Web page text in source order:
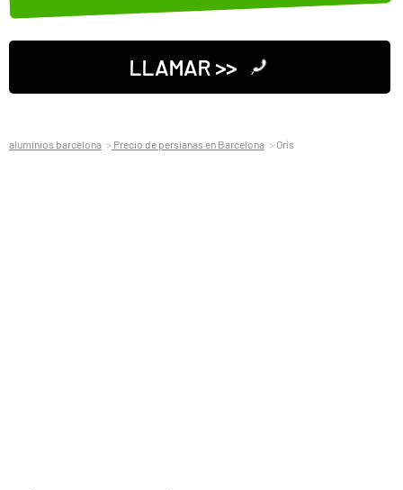
LLAMAR >>
aluminios barcelona Precio de persianas en Barcelona Orís